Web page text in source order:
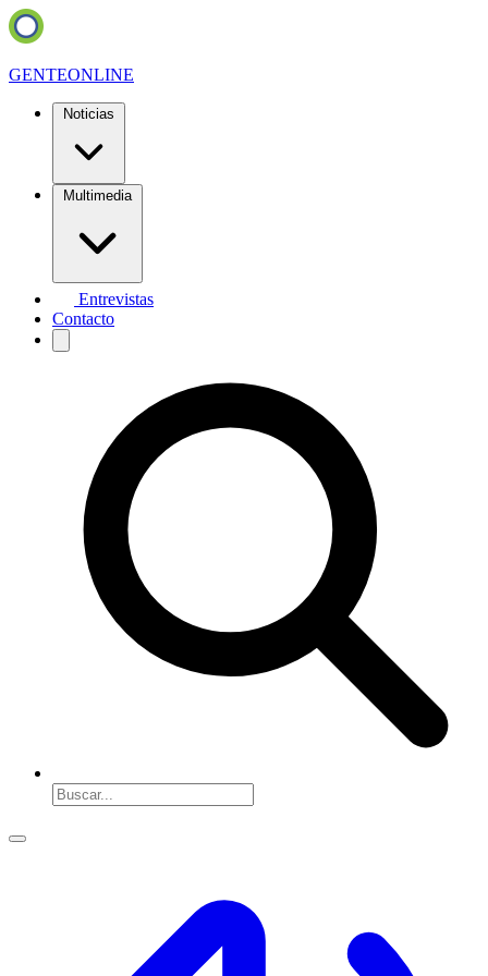
GENTEONLINE
Noticias
Multimedia
Entrevistas
Contacto